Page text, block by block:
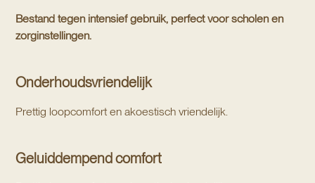
Bestand tegen intensief gebruik, perfect voor scholen en
zorginstellingen.
Onderhoudsvriendelijk
Prettig loopcomfort en akoestisch vriendelijk.
Geluiddempend comfort